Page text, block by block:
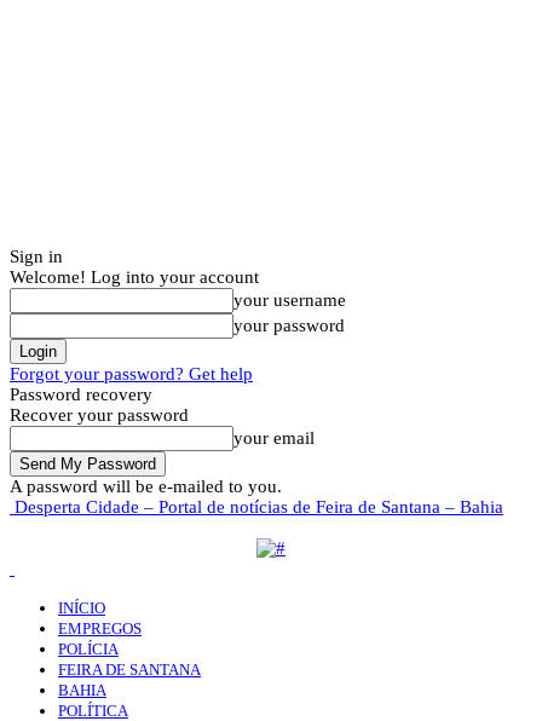
Sign in
Welcome! Log into your account
your username
your password
Forgot your password? Get help
Password recovery
Recover your password
your email
A password will be e-mailed to you.
Desperta Cidade – Portal de notícias de Feira de Santana – Bahia
INÍCIO
EMPREGOS
POLÍCIA
FEIRA DE SANTANA
BAHIA
POLÍTICA